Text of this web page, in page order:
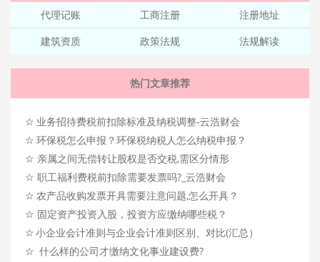
代理记账 工商注册
注册地址
建筑资质
政策法规 法规解读
热门文章推荐
☆ 业务招待费税前扣除标准及纳税调整-云浩财会
☆ 环保税怎么申报？环保税纳税人怎么纳税申报？
☆ 亲属之间无偿转让股权是否交税,需区分情形
☆ 职工福利费税前扣除需要发票吗?_云浩财会
☆ 农产品收购发票开具需要注意问题,怎么开具？
☆ 固定资产投资入股，投资方应缴纳哪些税？
☆ 小企业会计准则与企业会计准则区别、对比(汇总）
☆ 什么样的公司才缴纳文化事业建设费?